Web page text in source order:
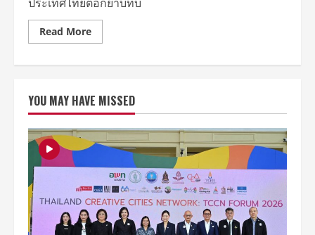
Read MoreRead
more
งาน
IMCAS
Asia
2025
ยิ่ง
ใหญ่
ระดับ
Soft
Power
ด้าน
เวชศาสตร์
ความ
งาม
YOU MAY HAVE MISSED